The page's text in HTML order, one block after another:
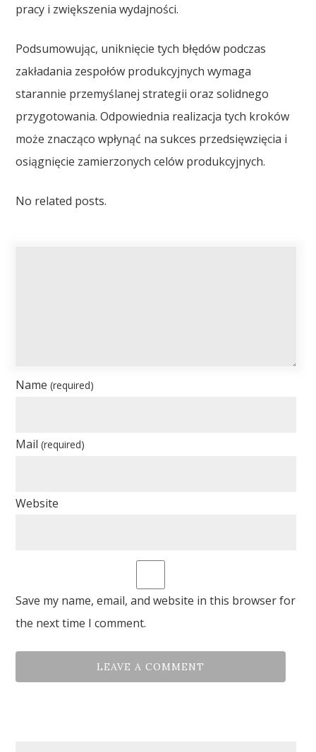
pracy i zwiększenia wydajności.
Podsumowując, uniknięcie tych błędów podczas
zakładania zespołów produkcyjnych wymaga
starannie przemyślanej strategii oraz solidnego
przygotowania. Odpowiednia realizacja tych kroków
może znacząco wpłynąć na sukces przedsięwzięcia i
osiągnięcie zamierzonych celów produkcyjnych.
No related posts.
Name(required)
Mail(required)
Website
Save my name, email, and website in this browser for
the next time I comment.